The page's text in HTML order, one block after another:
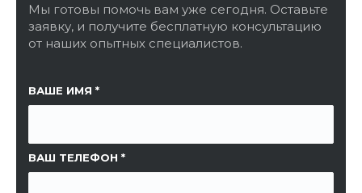
Мы готовы помочь вам уже сегодня. Оставьте
заявку, и получите бесплатную консультацию
от наших опытных специалистов.
ВАШЕ ИМЯ
ВАШ ТЕЛЕФОН
ССЫЛКА НА СТРАНИЦУ